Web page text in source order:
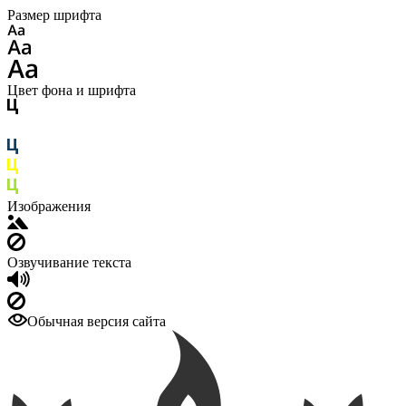
Размер шрифта
Цвет фона и шрифта
Изображения
Озвучивание текста
Обычная версия сайта